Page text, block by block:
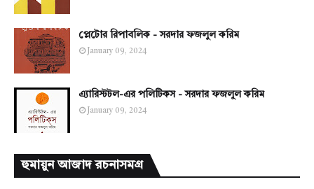
প্লেটোর রিপাবলিক - সরদার ফজলুল করিম
January 09, 2024
এ্যারিস্টটল-এর পলিটিকস - সরদার ফজলুল করিম
January 09, 2024
হুমায়ুন আজাদ রচনাসমগ্র